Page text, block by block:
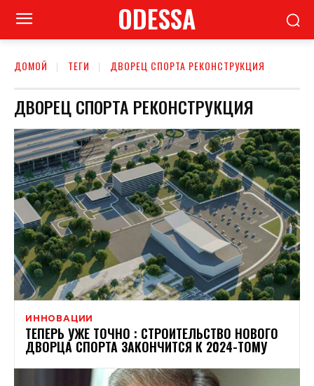
ODESSA
ДОМОЙ ТЕГИ ДВОРЕЦ СПОРТА РЕКОНСТРУКЦИЯ
ДВОРЕЦ СПОРТА РЕКОНСТРУКЦИЯ
ИННОВАЦИИ
ТЕПЕРЬ УЖЕ ТОЧНО : СТРОИТЕЛЬСТВО НОВОГО
ДВОРЦА СПОРТА ЗАКОНЧИТСЯ К 2024-ТОМУ